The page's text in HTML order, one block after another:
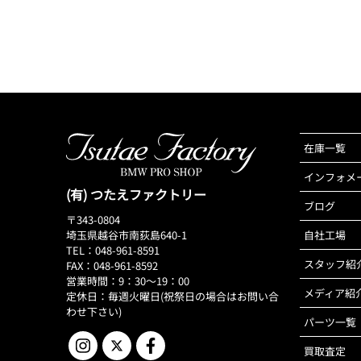
(有) つたえファクトリー
〒343-0804
埼玉県越谷市南荻島640-1
TEL：048-961-8591
FAX：048-961-8592
営業時間：9：30～19：00
定休日：毎週火曜日(祝祭日の場合はお問い合
わせ下さい)
在庫一覧
インフォメ
ブログ
自社工場
スタッフ紹
メディア紹
パーツ一覧
買取査定